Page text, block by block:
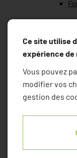
LPs
Menuisier à
Menuisier à
Menuisier à
Ce site utilise
expérience de
Vous pouvez
modifier vos
gestion des